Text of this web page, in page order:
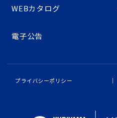
WEBカタログ
電子公告
プライバシーポリシー